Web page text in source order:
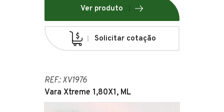
Ver produto
Solicitar cotação
REF.: XV1976
Vara Xtreme 1,80X1, ML